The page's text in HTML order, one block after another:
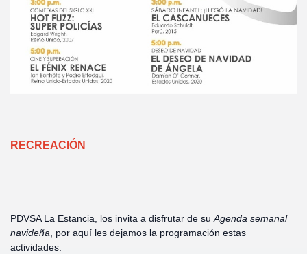
RECREACIÓN
PDVSA La Estancia, los invita a disfrutar de su Agenda semanal
navideña , por aquí les dejamos la programación estas
actividades.